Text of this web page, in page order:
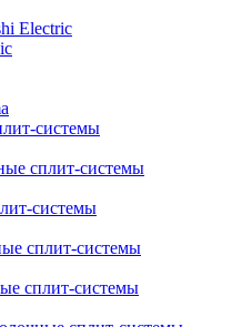
Electric
системы
сплит-системы
системы
сплит-системы
сплит-системы